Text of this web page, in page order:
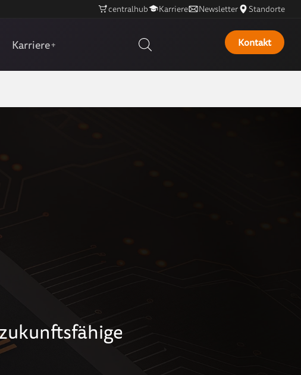
centralhub Karriere Newsletter Standorte
Karriere+ Kontakt